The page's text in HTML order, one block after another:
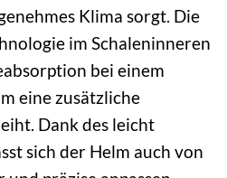
Klima sorgt. Die
im Schaleninneren
bei einem
eine zusätzliche
Dank des leicht
sich der Helm auch von